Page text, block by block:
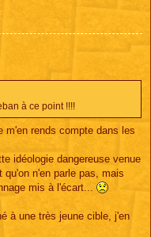
à ce point !!!!
rends compte dans les
idéologie dangereuse venue
n'en parle pas, mais
mis à l'écart...
à une très jeune cible, j'en